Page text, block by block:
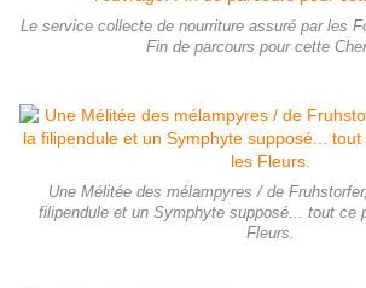
Le service collecte de nourriture assuré par les
Fin de parcours pour cette
Une Mélitée des mélampyres / de
filipendule et un Symphyte supposé... tout ce
Fleurs.